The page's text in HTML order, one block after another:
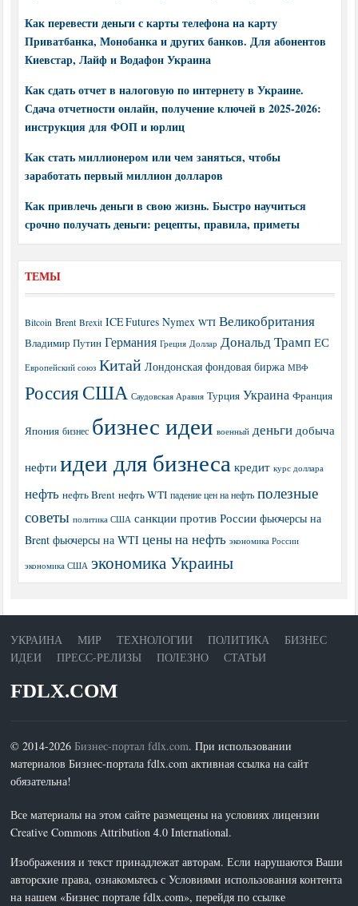
Как перевести деньги с карты телефона на карту
Приватбанка, Монобанка и других банков. Для абонентов
Киевстар, Лайф и Водафон Украина
Как сдать отчет в налоговую по интернету в Украине.
Сдача отчетности онлайн, получение ключей в 2025-2026:
инструкция для ФОП и юрлиц
Как стать миллионером или чем заняться, чтобы
заработать первый миллион долларов
Как привлечь деньги в свою жизнь. Быстро научиться
срочно получать деньги: рецепты, правила, приметы
ТЕМЫ
Bitcoin Brent Brexit ICE Futures Nymex WTI Великобритания
Владимир Путин Германия Греция Доллар Дональд Трамп ЕС
Европейский союз Китай Лондонская фондовая биржа МВФ
РоссияСША Саудовская Аравия Турция Украина Франция
Япония бизнес бизнес идеи военный деньги добыча
нефти идеи для бизнеса кредит курс доллара
нефть нефть Brent нефть WTI падение цен на нефть полезные
советы политика США санкции против России фьючерсы на
Brent фьючерсы на WTI цены на нефть экономика России
экономика США экономика Украины
УКРАИНА МИР ТЕХНОЛОГИИ ПОЛИТИКА
БИЗНЕС
ИДЕИ
ПРЕСС-РЕЛИЗЫ ПОЛЕЗНО СТАТЬИ
FDLX.COM
© 2014-2026Бизнес-портал fdlx.com. При использовании
материалов Бизнес-портала fdlx.com активная ссылка на сайт
обязательна!
Все материалы на этом сайте размещены на условиях лицензии
Creative Commons Attribution 4.0 International.
Изображения и текст принадлежат авторам. Если нарушаются Ваши
авторские права, ознакомьтесь с Условиями использования контента
на нашем «Бизнес портале fdlx.com», перейдя по ссылке